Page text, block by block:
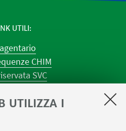
UTILIZZA I
UTILI
CHIM
SVC
spazi e Riunioni